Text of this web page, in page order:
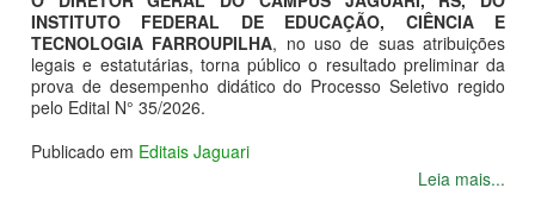
INSTITUTO FEDERAL DE EDUCAÇÃO, CIÊNCIA E
TECNOLOGIA FARROUPILHA, no uso de suas atribuições
legais e estatutárias, torna público o resultado preliminar da
prova de desempenho didático do Processo Seletivo regido
pelo Edital N° 35/2026.
Publicado em Editais Jaguari
Leia mais...